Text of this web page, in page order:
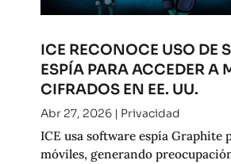
ICE RECONOCE USO DE
ESPÍA PARA ACCEDER A
CIFRADOS EN EE. UU.
Abr 27, 2026| Privacidad
ICE usa software espía Graphite
móviles, generando